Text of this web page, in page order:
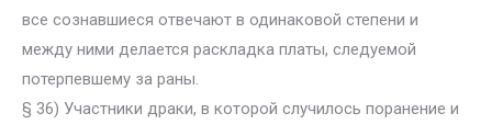
все сознавшиеся отвечают в одинаковой степени и
между ними делается раскладка платы, следуемой
потерпевшему за раны.
§ 36) Участники драки, в которой случилось поранение и